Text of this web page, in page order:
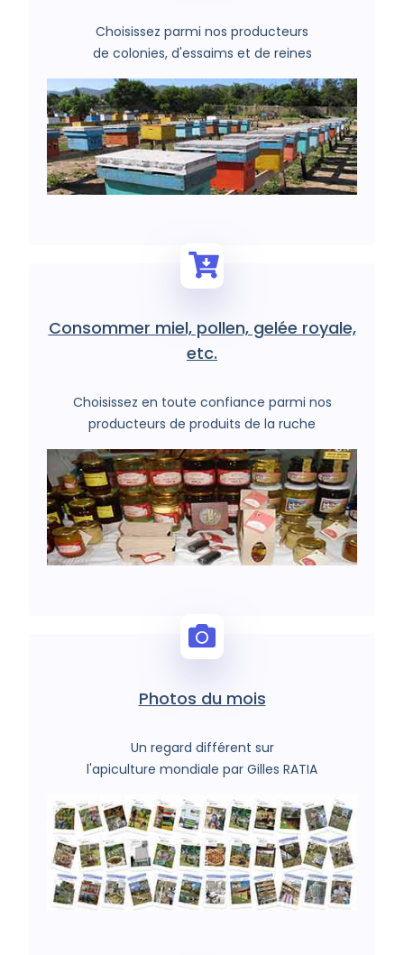
Choisissez parmi nos producteurs
de colonies, d'essaims et de reines
Consommer miel, pollen, gelée royale,
etc.
Choisissez en toute confiance parmi nos
producteurs de produits de la ruche
Photos du mois
Un regard différent sur
l'apiculture mondiale par Gilles RATIA